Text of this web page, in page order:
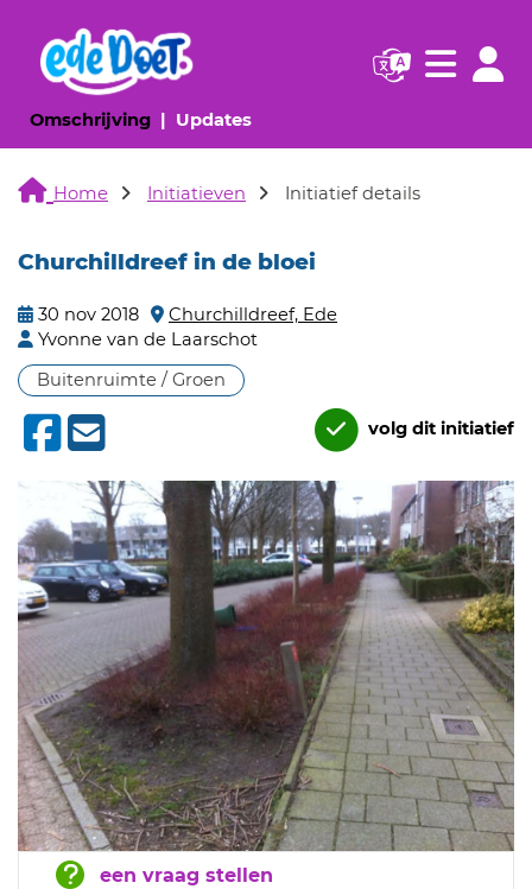
Omschrijving(huidige pagina)
Updates(huidige pagina)
Navigatie
Home Initiatieven Initiatief details
Churchilldreef in de bloei
30 nov 2018
Churchilldreef, Ede
Yvonne van de Laarschot
Buitenruimte / Groen
volg dit initiatief
een vraag stellen